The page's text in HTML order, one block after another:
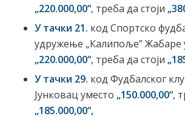
„220.000,00“, треба да стоји
У тачки 21. код Спортско
удружење „Калипоље” Жабаре
„220.000,00“, треба да стоји
У тачки 29. код Фудбалског
Јунковац уместо „150.000,00“,
„185.000,00“,